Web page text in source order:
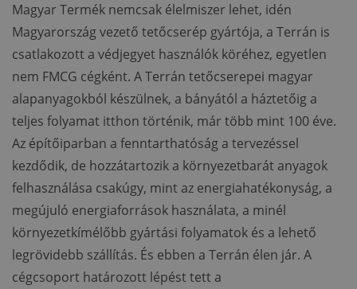
Magyar Termék nemcsak élelmiszer lehet, idén
Magyarország vezető tetőcserép gyártója, a Terrán is
csatlakozott a védjegyet használók köréhez, egyetlen
nem FMCG cégként. A Terrán tetőcserepei magyar
alapanyagokból készülnek, a bányától a háztetőig a
teljes folyamat itthon történik, már több mint 100 éve.
Az építőiparban a fenntarthatóság a tervezéssel
kezdődik, de hozzátartozik a környezetbarát anyagok
felhasználása csakúgy, mint az energiahatékonyság, a
megújuló energiaforrások használata, a minél
környezetkímélőbb gyártási folyamatok és a lehető
legrövidebb szállítás. És ebben a Terrán élen jár. A
cégcsoport határozott lépést tett a